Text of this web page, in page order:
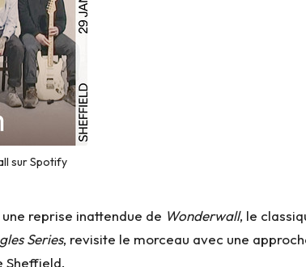
sur Spotify
reprise inattendue de Wonderwall, le
Series, revisite le morceau avec une
Sheffield.